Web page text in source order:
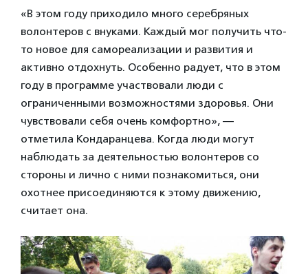
«В этом году приходило много серебряных
волонтеров с внуками. Каждый мог получить что-
то новое для самореализации и развития и
активно отдохнуть. Особенно радует, что в этом
году в программе участвовали люди с
ограниченными возможностями здоровья. Они
чувствовали себя очень комфортно», —
отметила Кондаранцева. Когда люди могут
наблюдать за деятельностью волонтеров со
стороны и лично с ними познакомиться, они
охотнее присоединяются к этому движению,
считает она.